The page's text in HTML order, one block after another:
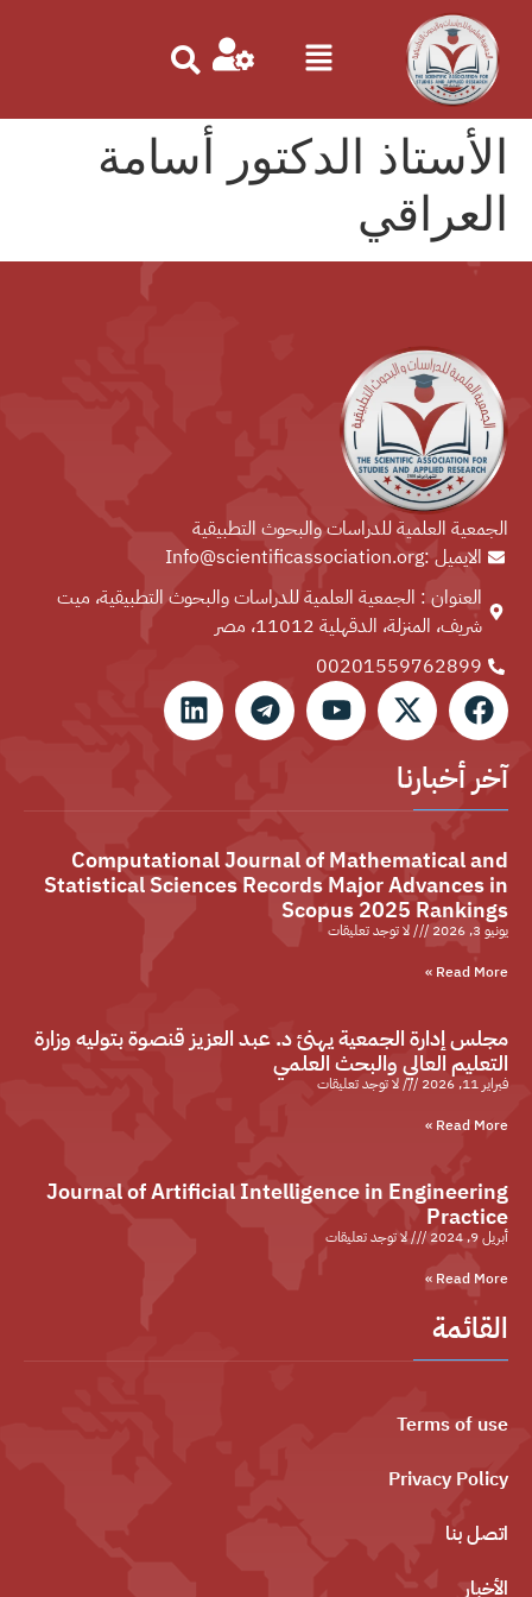
الأستاذ الدكتور أسامة
العراقي
الجمعية العلمية للدراسات والبحوث التطبيقية
الايميل :Info@scientificassociation.org
العنوان : الجمعية العلمية للدراسات والبحوث التطبيقية، ميت
شريف، المنزلة، الدقهلية 11012، مصر
00201559762899⁩
آخر أخبارنا
Computational Journal of Mathematical and
Statistical Sciences Records Major Advances in
Scopus 2025 Rankings
يونيو 3, 2026
لا توجد تعليقات
Read More »
مجلس إدارة الجمعية يهنئ د. عبد العزيز قنصوة بتوليه وزارة
التعليم العالي والبحث العلمي
فبراير 11, 2026
لا توجد تعليقات
Read More »
Journal of Artificial Intelligence in Engineering
Practice
أبريل 9, 2024
لا توجد تعليقات
Read More »
القائمة
Terms of use
Privacy Policy
اتصل بنا
الأخبار